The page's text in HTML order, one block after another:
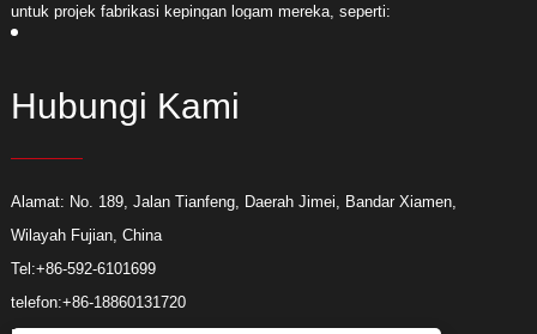
untuk projek fabrikasi kepingan logam mereka, seperti:
Hubungi Kami
Alamat: No. 189, Jalan Tianfeng, Daerah Jimei, Bandar Xiamen,
Wilayah Fujian, China
Tel:+86-592-6101699
telefon:+86-18860131720